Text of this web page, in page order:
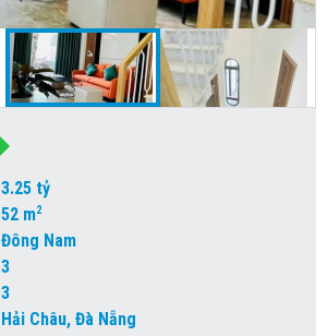
3.25 tỷ
52 m2
Đông Nam
3
3
Hải Châu, Đà Nẵng